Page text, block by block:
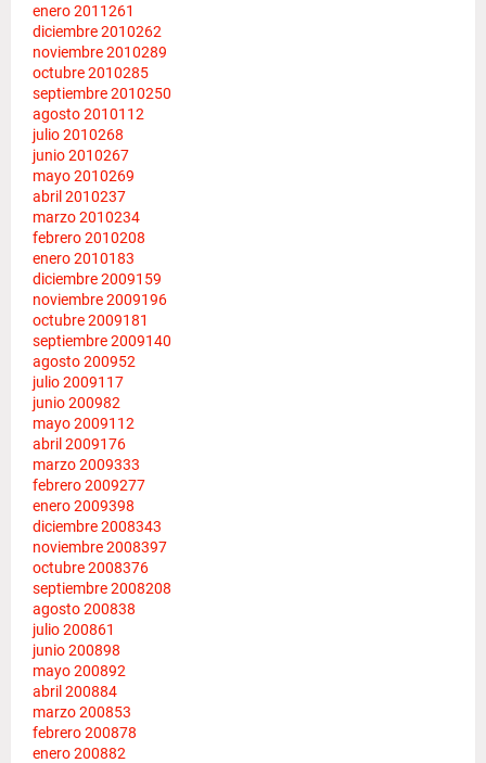
enero 2011261
diciembre 2010262
noviembre 2010289
octubre 2010285
septiembre 2010250
agosto 2010112
julio 2010268
junio 2010267
mayo 2010269
abril 2010237
marzo 2010234
febrero 2010208
enero 2010183
diciembre 2009159
noviembre 2009196
octubre 2009181
septiembre 2009140
agosto 200952
julio 2009117
junio 200982
mayo 2009112
abril 2009176
marzo 2009333
febrero 2009277
enero 2009398
diciembre 2008343
noviembre 2008397
octubre 2008376
septiembre 2008208
agosto 200838
julio 200861
junio 200898
mayo 200892
abril 200884
marzo 200853
febrero 200878
enero 200882